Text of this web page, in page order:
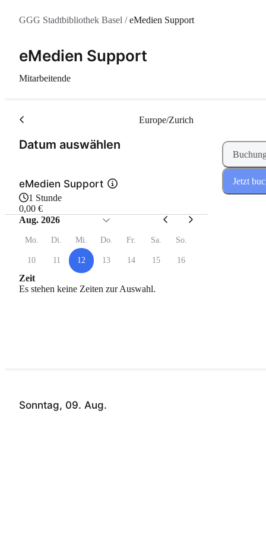
GGG Stadtbibliothek Basel /eMedien Support
eMedien Support
Mitarbeitende
Sonntag, 09. Aug.
Datum auswählen
Europe/Zurich
eMedien Support
1 Stunde
0,00 €
Aug. 2026
Mo. Di. Mi. Do. Fr. Sa. So.
10 11 12 13 14 15 16
Zeit
Es stehen keine Zeiten zur Auswahl.
Jetzt